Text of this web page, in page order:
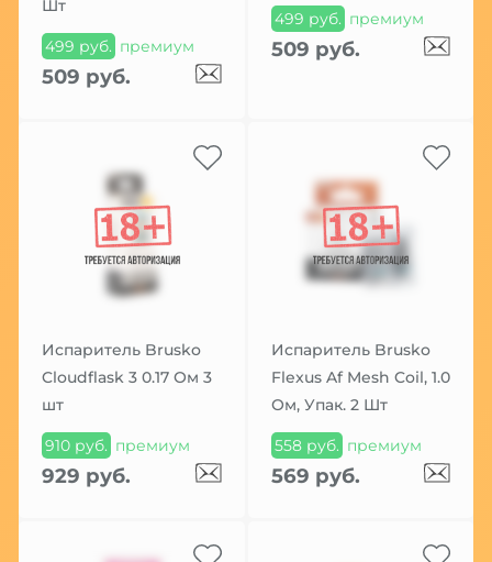
Шт
499 руб. премиум
509 руб.
499 руб. премиум
509 руб.
Испаритель Brusko
Cloudflask 3 0.17 Ом 3
шт
910 руб. премиум
929 руб.
Испаритель Brusko
Flexus Af Mesh Coil, 1.0
Ом, Упак. 2 Шт
558 руб. премиум
569 руб.